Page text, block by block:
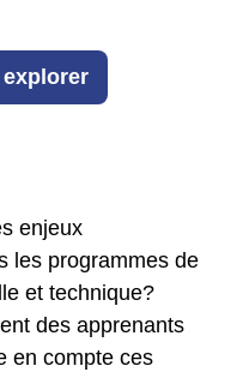
enjeux
les programmes de
et technique?
des apprenants
en compte ces